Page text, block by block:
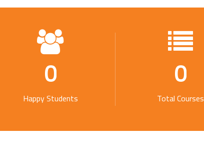
0
Total Courses
0
Happy Students